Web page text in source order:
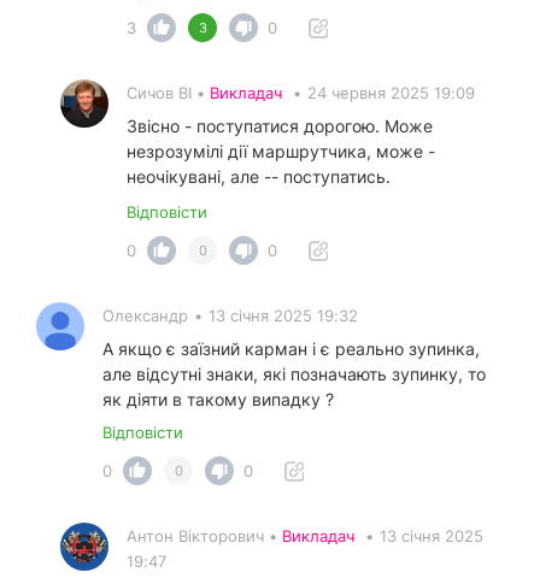
3
3 0
Сичов ВІ • Викладач • 24 червня 2025 19:09
Звісно - поступатися дорогою. Може
незрозумілі дії маршрутчика, може -
неочікувані, але -- поступатись.
Відповісти
0
0 0
Олександр • 13 січня 2025 19:32
А якщо є заїзний карман і є реально зупинка,
але відсутні знаки, які позначають зупинку, то
як діяти в такому випадку ?
Відповісти
0
0 0
Антон Вікторович • Викладач • 13 січня 2025
19:47